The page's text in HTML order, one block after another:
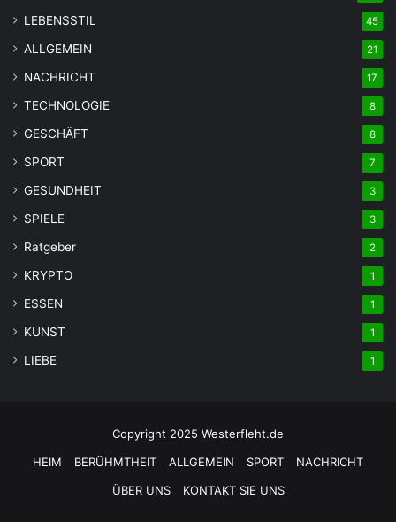
LEBENSSTIL 45
ALLGEMEIN 21
NACHRICHT 17
TECHNOLOGIE 8
GESCHÄFT 8
SPORT 7
GESUNDHEIT 3
SPIELE 3
Ratgeber 2
KRYPTO 1
ESSEN 1
KUNST 1
LIEBE 1
Copyright 2025 Westerfleht.de
HEIM
BERÜHMTHEIT ALLGEMEIN SPORT
NACHRICHT
ÜBER UNS
KONTAKT SIE UNS